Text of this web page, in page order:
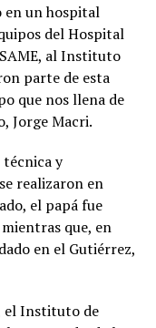
un hospital
del Hospital
al Instituto
parte de esta
que nos llena de
Jorge Macri.
y
realizaron en
el papá fue
que, en
en el Gutiérrez,
el Instituto de